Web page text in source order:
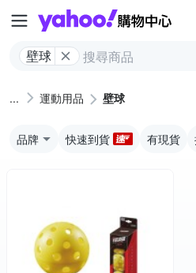
壁球
運動用品 壁球
品牌 快速到貨 有現貨